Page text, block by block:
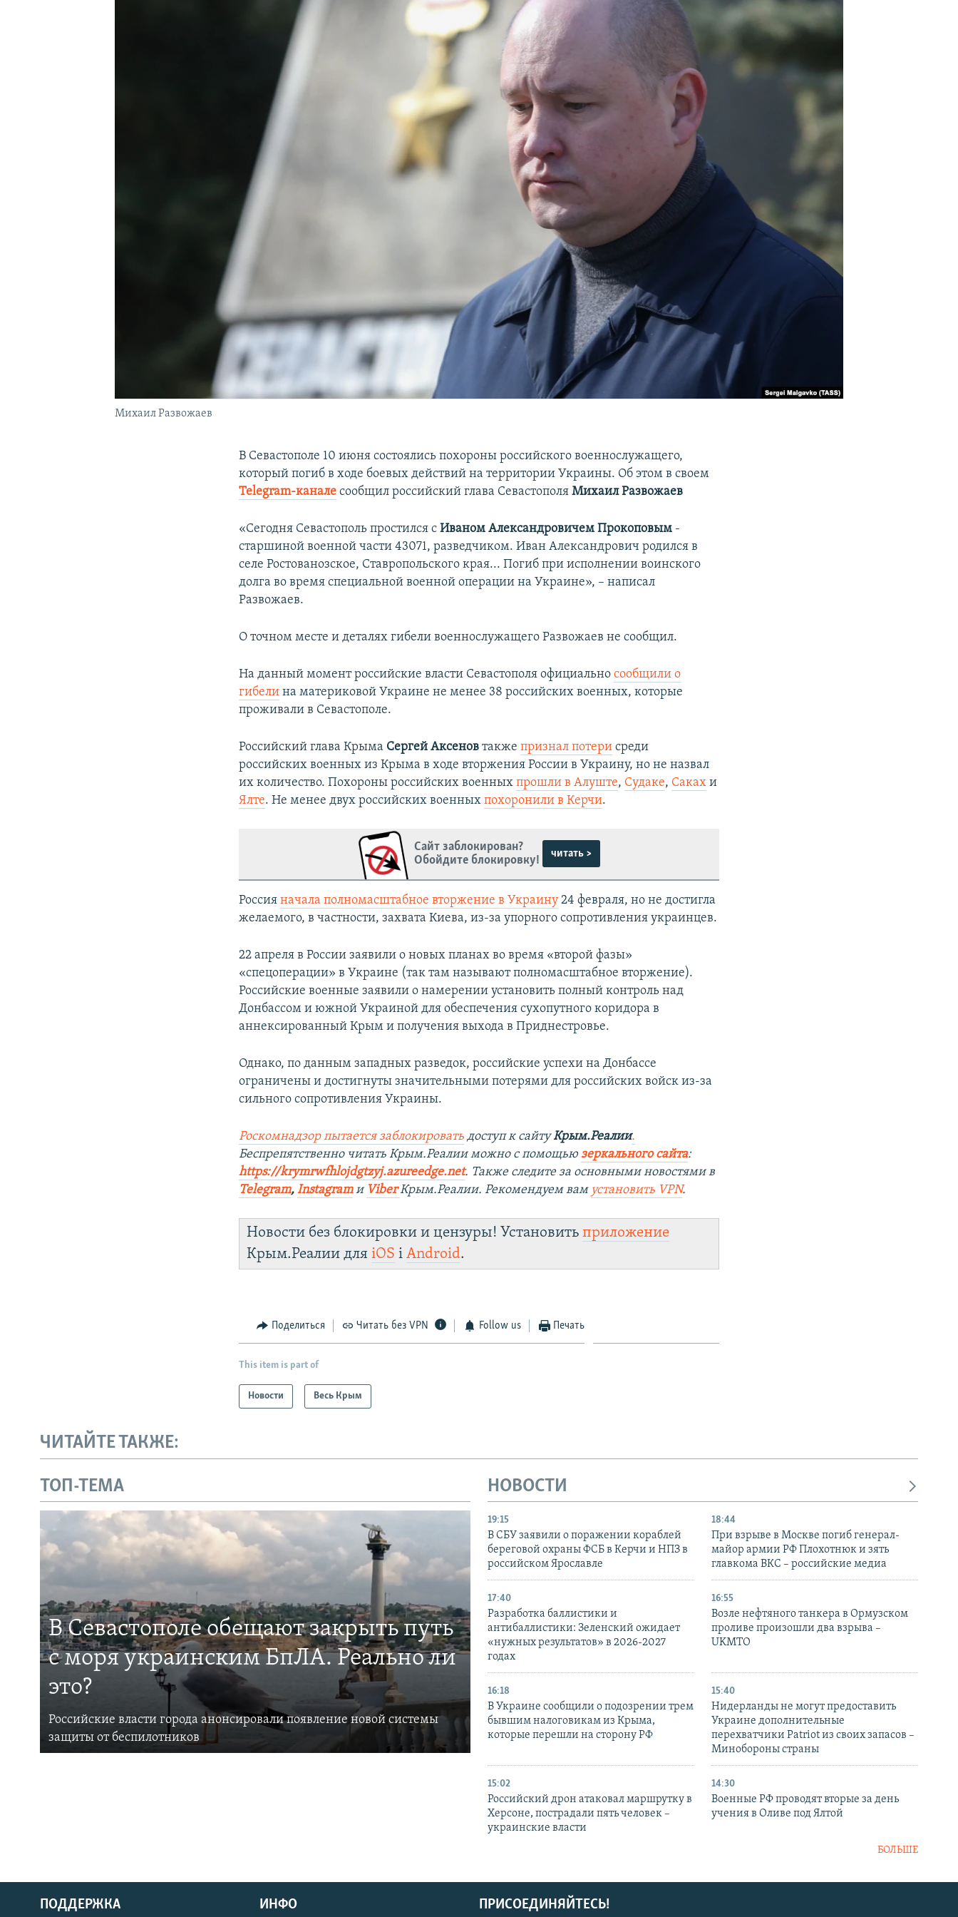
Михаил Развожаев
В Севастополе 10 июня состоялись похороны российского военнослужащего,
который погиб в ходе боевых действий на территории Украины. Об этом в своем
Telegram-канале сообщил российский глава СевастополяМихаил Развожаев
«Сегодня Севастополь простился с Иваном Александровичем Прокоповым -
старшиной военной части 43071, разведчиком. Иван Александрович родился в
селе Ростованозское, Ставропольского края... Погиб при исполнении воинского
долга во время специальной военной операции на Украине», – написал
Развожаев.
О точном месте и деталях гибели военнослужащего Развожаев не сообщил.
На данный момент российские власти Севастополя официальносообщили о
гибели на материковой Украине не менее 38 российских военных, которые
проживали в Севастополе.
Российский глава Крыма Сергей Аксенов такжепризнал потери среди
российских военных из Крыма в ходе вторжения России в Украину, но не назвал
их количество. Похороны российских военныхпрошли в Алуште, Судаке, Саках и
Ялте. Не менее двух российских военныхпохоронили в Керчи.
Сайт заблокирован?
Обойдите блокировку!
читать >
Россияначала полномасштабное вторжение в Украину 24 февраля, но не достигла
желаемого, в частности, захвата Киева, из-за упорного сопротивления украинцев.
22 апреля в России заявили о новых планах во время «второй фазы»
«спецоперации» в Украине (так там называют полномасштабное вторжение).
Российские военные заявили о намерении установить полный контроль над
Донбассом и южной Украиной для обеспечения сухопутного коридора в
аннексированный Крым и получения выхода в Приднестровье.
Однако, по данным западных разведок, российские успехи на Донбассе
ограничены и достигнуты значительными потерями для российских войск из-за
сильного сопротивления Украины.
Роскомнадзор пытается заблокировать доступ к сайту Крым.Реалии.
Беспрепятственно читать Крым.Реалии можно с помощью зеркального сайта:
https://krymrwfhlojdgtzyj.azureedge.net. Также следите за основными новостями в
Telegram, Instagram и ViberКрым.Реалии. Рекомендуем вам установить VPN.
Новости без блокировки и цензуры! Установитьприложение
Крым.Реалии дляiOS іAndroid.
Поделиться Читать без VPN Follow us Печать
This item is part of
Новости Весь Крым
ЧИТАЙТЕ ТАКЖЕ:
ТОП-ТЕМА
В Севастополе обещают закрыть путь
с моря украинским БпЛА. Реально ли
это?
Российские власти города анонсировали появление новой системы
защиты от беспилотников
НОВОСТИ
19:15
В СБУ заявили о поражении кораблей
береговой охраны ФСБ в Керчи и НПЗ в
российском Ярославле
18:44
При взрыве в Москве погиб генерал-
майор армии РФ Плохотнюк и зять
главкома ВКС – российские медиа
17:40
Разработка баллистики и
антибаллистики: Зеленский ожидает
«нужных результатов» в 2026-2027
годах
16:55
Возле нефтяного танкера в Ормузском
проливе произошли два взрыва –
UKMTO
16:18
В Украине сообщили о подозрении трем
бывшим налоговикам из Крыма,
которые перешли на сторону РФ
15:40
Нидерланды не могут предоставить
Украине дополнительные
перехватчики Patriot из своих запасов –
Минобороны страны
15:02
Российский дрон атаковал маршрутку в
Херсоне, пострадали пять человек –
украинские власти
14:30
Военные РФ проводят вторые за день
учения в Оливе под Ялтой
БОЛЬШЕ
ПРИСОЕДИНЯЙТЕСЬ!
ПОДДЕРЖКА ИНФО